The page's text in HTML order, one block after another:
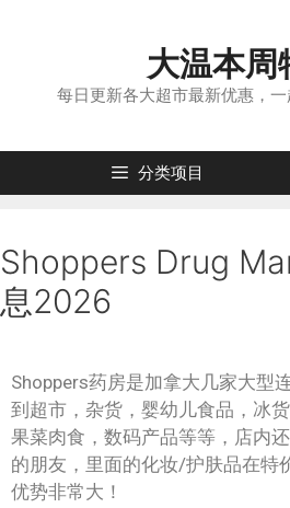
大温本周
每日更新各大超市最新优惠，一
分类项目
Shoppers Drug
息2026
Shoppers药房是加拿大几家大型
到超市，杂货，婴幼儿食品，冰
果菜肉食，数码产品等等，店内
的朋友，里面的化妆/护肤品在特
优势非常大！